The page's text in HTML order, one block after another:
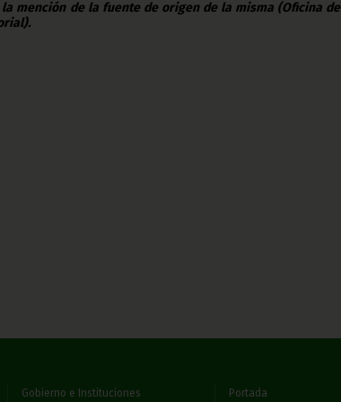
mención de la fuente de origen de la misma (Oficina de
Gobierno e Instituciones Portada